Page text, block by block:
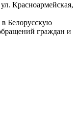
Красноармейская,
Белорусскую
граждан и